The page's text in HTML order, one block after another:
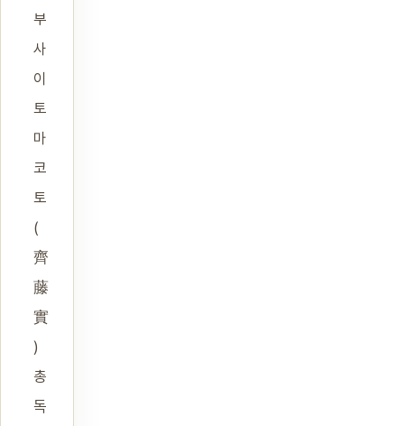
부
사
이
토
마
코
토
(
齊
藤
實
)
총
독